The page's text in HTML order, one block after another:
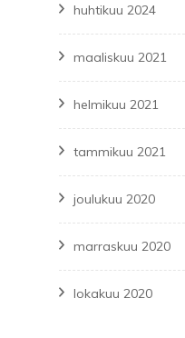
huhtikuu 2024
maaliskuu 2021
helmikuu 2021
tammikuu 2021
joulukuu 2020
marraskuu 2020
lokakuu 2020